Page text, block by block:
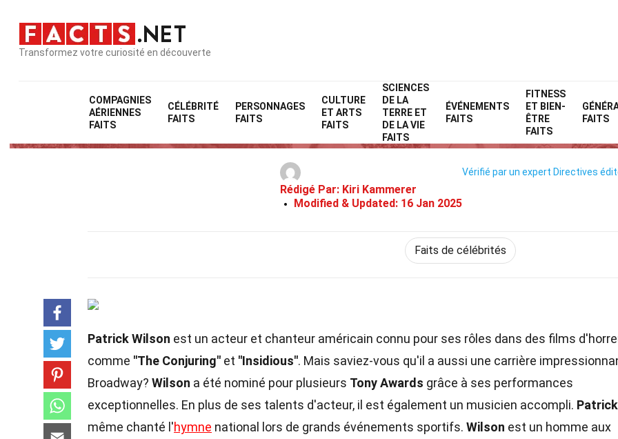
Transformez votre curiosité en découverte
COMPAGNIES
AÉRIENNES
FAITS
CÉLÉBRITÉ
FAITS
PERSONNAGES
FAITS
CULTURE
ET ARTS
FAITS
SCIENCES
DE LA
TERRE ET
DE LA VIE
FAITS
ÉVÉNEMENTS
FAITS
FITNESS
ET BIEN-
ÊTRE
FAITS
FAITS
Home
31 Faits Sur Patrick Wilson
Rédigé Par: Kiri Kammerer
Modified & Updated: 16 Jan 2025
Vérifié par un expert Directives
Faits de célébrités
Patrick Wilson est un acteur et chanteur américain connu pour ses rôles dans des films
comme "The Conjuring" et "Insidious". Mais saviez-vous qu'il a aussi une carrière
Broadway? Wilson a été nominé pour plusieurs Tony Awards grâce à ses performances
exceptionnelles. En plus de ses talents d'acteur, il est également un musicien accompli. Patrick
même chanté l'hymne national lors de grands événements sportifs. Wilson est un homme aux